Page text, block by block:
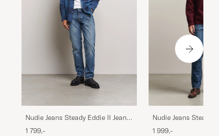
Nudie Jeans Steady Eddie II Jeans
Blue Haze
1 799,-
Nudie Jeans Steady
Twisted Tracks
1 999,-